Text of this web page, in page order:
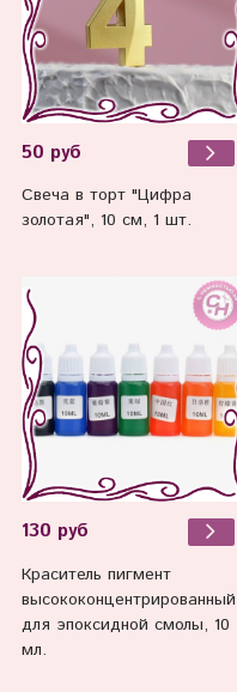
50 руб
Свеча в торт "Цифра
золотая", 10 см, 1 шт.
130 руб
Краситель пигмент
высококонцентрированный
для эпоксидной смолы, 10
мл.